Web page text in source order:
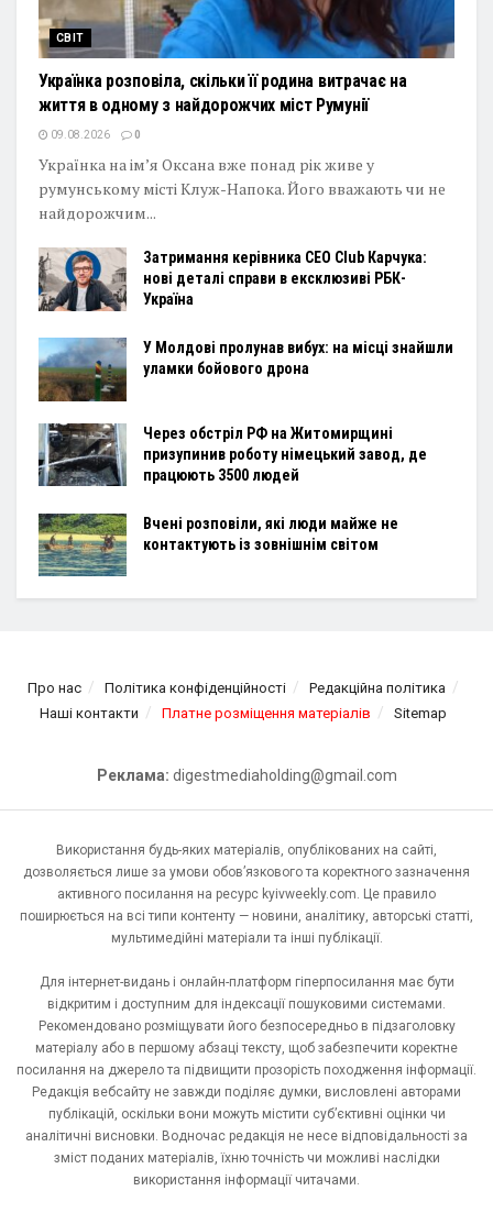
СВІТ
Українка розповіла, скільки її родина витрачає на
життя в одному з найдорожчих міст Румунії
09.08.2026 0
Українка на ім’я Оксана вже понад рік живе у
румунському місті Клуж-Напока. Його вважають чи не
найдорожчим...
Затримання керівника CEO Club Карчука:
нові деталі справи в ексклюзиві РБК-
Україна
У Молдові пролунав вибух: на місці знайшли
уламки бойового дрона
Через обстріл РФ на Житомирщині
призупинив роботу німецький завод, де
працюють 3500 людей
Вчені розповіли, які люди майже не
контактують із зовнішнім світом
Про нас Політика конфіденційності
Редакційна політика
Наші контакти
Платне розміщення матеріалів Sitemap
Реклама: digestmediaholding@gmail.com
Використання будь-яких матеріалів, опублікованих на сайті,
дозволяється лише за умови обов’язкового та коректного зазначення
активного посилання на ресурс kyivweekly.com. Це правило
поширюється на всі типи контенту — новини, аналітику, авторські статті,
мультимедійні матеріали та інші публікації.
Для інтернет-видань і онлайн-платформ гіперпосилання має бути
відкритим і доступним для індексації пошуковими системами.
Рекомендовано розміщувати його безпосередньо в підзаголовку
матеріалу або в першому абзаці тексту, щоб забезпечити коректне
посилання на джерело та підвищити прозорість походження інформації.
Редакція вебсайту не завжди поділяє думки, висловлені авторами
публікацій, оскільки вони можуть містити суб’єктивні оцінки чи
аналітичні висновки. Водночас редакція не несе відповідальності за
зміст поданих матеріалів, їхню точність чи можливі наслідки
використання інформації читачами.